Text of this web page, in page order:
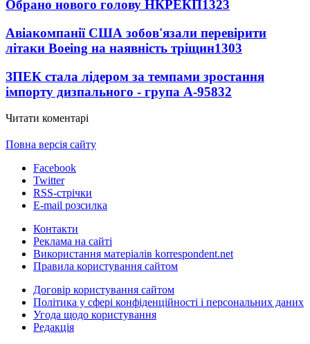
Обрано нового голову НКРЕКП1323
Авіакомпанії США зобов'язали перевірити
літаки Boeing на наявність тріщин1303
ЗПЕК стала лідером за темпами зростання
імпорту дизпального - група А-95832
Читати коментарі
Повна версія сайту
Facebook
Twitter
RSS-стрічки
E-mail розсилка
Контакти
Реклама на сайті
Використання матеріалів korrespondent.net
Правила користування сайтом
Договір користування сайтом
Політика у сфері конфіденційності і персональних даних
Угода щодо користування
Редакція